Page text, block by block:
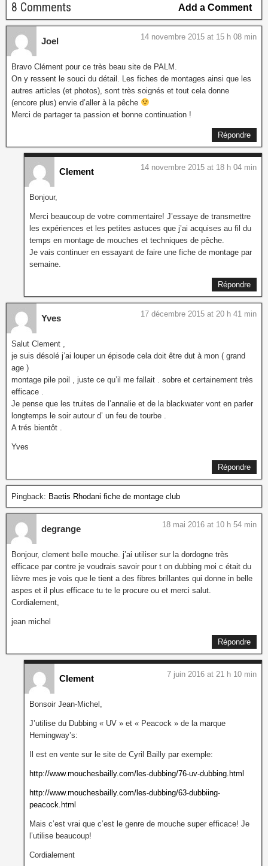
8 Comments Add a Comment
Joel 14 novembre 2015 at 15 h 08 min
Bravo Clément pour ce très beau site de PALM.
On y ressent le souci du détail. Les fiches de montages ainsi que les
autres articles (et photos), sont très soignés et tout cela donne
(encore plus) envie d’aller à la pêche
Merci de partager ta passion et bonne continuation !
Répondre
Clement 14 novembre 2015 at 18 h 04 min
Bonjour,
Merci beaucoup de votre commentaire! J’essaye de transmettre
les expériences et les petites astuces que j’ai acquises au fil du
temps en montage de mouches et techniques de pêche.
Je vais continuer en essayant de faire une fiche de montage par
semaine.
Répondre
Yves 17 décembre 2015 at 20 h 41 min
Salut Clement ,
je suis désolé j’ai louper un épisode cela doit être dut à mon ( grand
age )
montage pile poil , juste ce qu’il me fallait . sobre et certainement très
efficace .
Je pense que les truites de l’annalie et de la blackwater vont en parler
longtemps le soir autour d’ un feu de tourbe .
A trés bientôt .
Yves
Répondre
Pingback: Baetis Rhodani fiche de montage club
degrange 18 mai 2016 at 10 h 54 min
Bonjour, clement belle mouche. j’ai utiliser sur la dordogne très
efficace par contre je voudrais savoir pour t on dubbing moi c était du
lièvre mes je vois que le tient a des fibres brillantes qui donne in belle
aspes et il plus efficace tu te le procure ou et merci salut.
Cordialement,
jean michel
Répondre
Clement 7 juin 2016 at 21 h 10 min
Bonsoir Jean-Michel,
J’utilise du Dubbing « UV » et « Peacock » de la marque
Hemingway’s:
Il est en vente sur le site de Cyril Bailly par exemple:
http://www.mouchesbailly.com/les-dubbing/76-uv-dubbing.html
http://www.mouchesbailly.com/les-dubbing/63-dubbiing-
peacock.html
Mais c’est vrai que c’est le genre de mouche super efficace! Je
l’utilise beaucoup!
Cordialement